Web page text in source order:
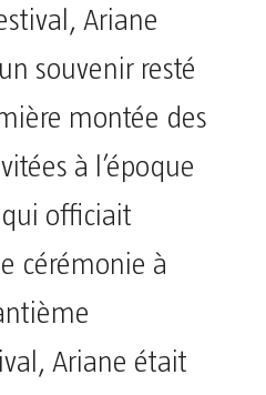
Ariane
souvenir resté
montée des
à l’époque
officiait
cérémonie à
Ariane était